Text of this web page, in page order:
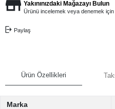
Yakınınızdaki Mağazayı Bulun
Ürünü incelemek veya denemek için
Paylaş
Ürün Özellikleri
Marka